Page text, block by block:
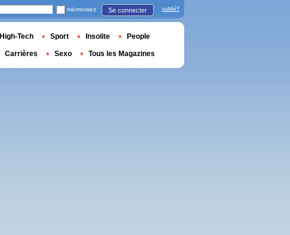
mémorisez Se connecter oublié?
High-Tech Sport Insolite People
Carrières Sexo Tous les Magazines